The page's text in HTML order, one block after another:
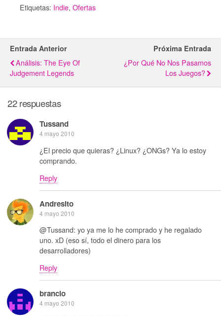
Etiquetas: Indie, Ofertas
Entrada Anterior
Análisis: The Eye Of
Judgement Legends
Próxima Entrada
¿Por Qué No Nos Pasamos
Los Juegos?
22 respuestas
Tussand
4 mayo 2010
¿El precio que quieras? ¿Linux? ¿ONGs? Ya lo estoy
comprando.
Reply
Andresito
4 mayo 2010
@Tussand: yo ya me lo he comprado y he regalado
uno. xD (eso sí, todo el dinero para los
desarrolladores)
Reply
brancio
4 mayo 2010